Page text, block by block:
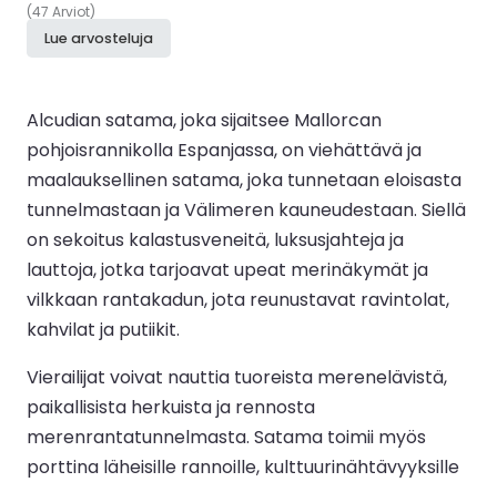
(47 Arviot)
Lue arvosteluja
Alcudian satama, joka sijaitsee Mallorcan
pohjoisrannikolla Espanjassa, on viehättävä ja
maalauksellinen satama, joka tunnetaan eloisasta
tunnelmastaan ja Välimeren kauneudestaan. Siellä
on sekoitus kalastusveneitä, luksusjahteja ja
lauttoja, jotka tarjoavat upeat merinäkymät ja
vilkkaan rantakadun, jota reunustavat ravintolat,
kahvilat ja putiikit.
Vierailijat voivat nauttia tuoreista merenelävistä,
paikallisista herkuista ja rennosta
merenrantatunnelmasta. Satama toimii myös
porttina läheisille rannoille, kulttuurinähtävyyksille